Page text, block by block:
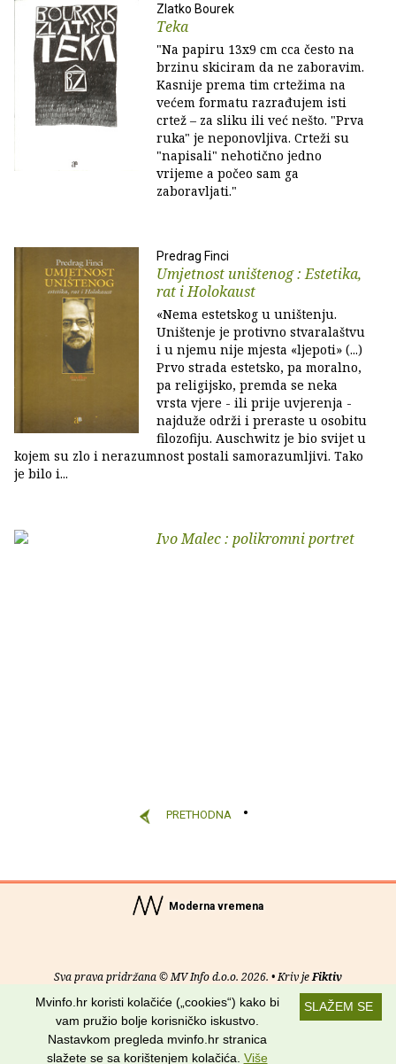
Zlatko Bourek
Teka
"Na papiru 13x9 cm cca često na
brzinu skiciram da ne zaboravim.
Kasnije prema tim crtežima na
većem formatu razrađujem isti
crtež – za sliku ili već nešto. "Prva
ruka" je neponovljiva. Crteži su
"napisali" nehotično jedno
vrijeme a počeo sam ga
zaboravljati."
Predrag Finci
Umjetnost uništenog : Estetika,
rat i Holokaust
«Nema estetskog u uništenju.
Uništenje je protivno stvaralaštvu
i u njemu nije mjesta «ljepoti» (...)
Prvo strada estetsko, pa moralno,
pa religijsko, premda se neka
vrsta vjere - ili prije uvjerenja -
najduže održi i preraste u osobitu
filozofiju. Auschwitz je bio svijet u
kojem su zlo i nerazumnost postali samorazumljivi. Tako
je bilo i...
Ivo Malec : polikromni portret
PRETHODNA
Moderna vremena
Sva prava pridržana © MV Info d.o.o. 2026. • Kriv jeFiktiv
Uvjeti korištenja RSS kanali
Potraži nas na:
SLAŽEM SE
Mvinfo.hr koristi kolačiće („cookies“) kako bi
vam pružio bolje korisničko iskustvo.
Nastavkom pregleda mvinfo.hr stranica
slažete se sa korištenjem kolačića. Više